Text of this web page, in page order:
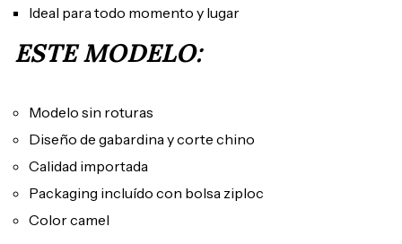
Ideal para todo momento y lugar
ESTE MODELO:
Modelo sin roturas
Diseño de gabardina y corte chino
Calidad importada
Packaging incluído con bolsa ziploc
Color camel